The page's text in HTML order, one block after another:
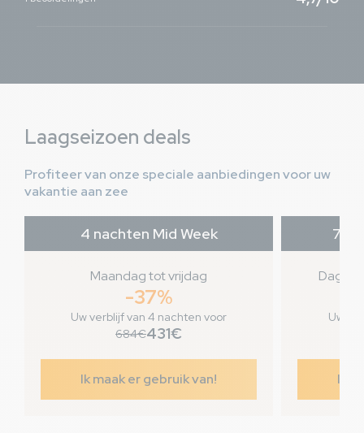
Laagseizoen deals
Profiteer van onze speciale aanbiedingen voor uw
vakantie aan zee
4 nachten Mid Week
Maandag tot vrijdag
-37%
Uw verblijf van 4 nachten voor
684€431€
Ik maak er gebruik van!
7
Dag
Uw
Ik